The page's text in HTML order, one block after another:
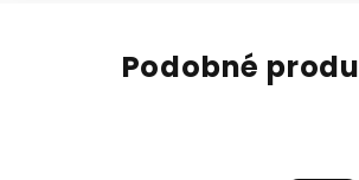
Podobné